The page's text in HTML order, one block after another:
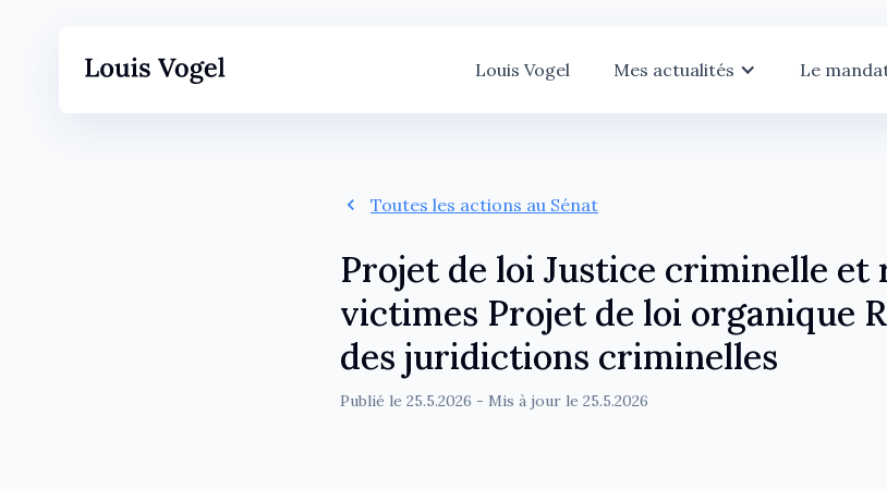
Louis Vogel Mes actualités Le
Toutes les actions au Sénat
Projet de loi Justice criminelle et
victimes Projet de loi organique
des juridictions criminelles
Publié le 25.5.2026 - Mis à jour le 25.5.2026